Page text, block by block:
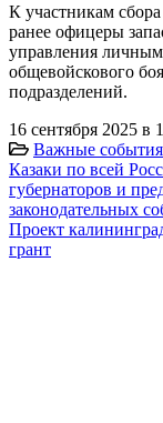
К участникам
ранее офицеры
управления личным
общевойскового
подразделений.
16 сентября 2025 в
Важные события
Казаки по всей
губернаторов и
законодательных
Проект
грант